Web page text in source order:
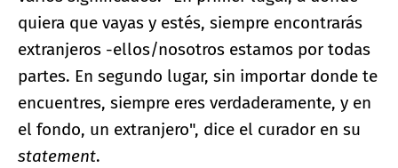
quiera que vayas y estés, siempre encontrarás
extranjeros -ellos/nosotros estamos por todas
partes. En segundo lugar, sin importar donde te
encuentres, siempre eres verdaderamente, y en
el fondo, un extranjero", dice el curador en su
statement.